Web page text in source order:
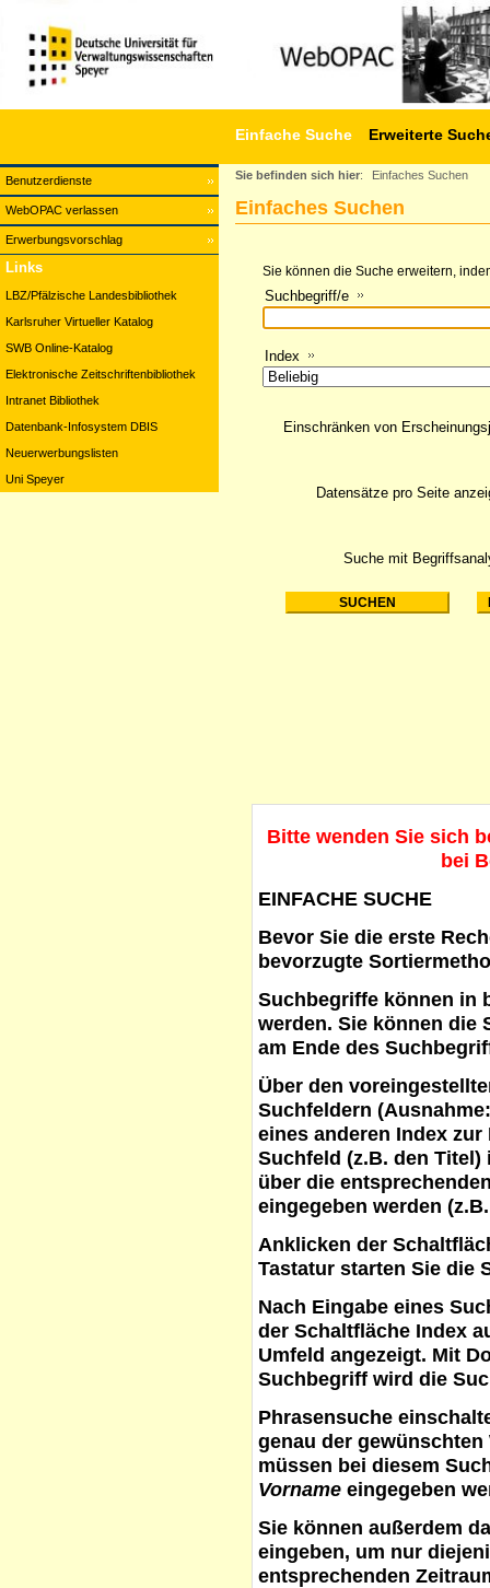
Benutzerdienste
WebOPAC verlassen
Erwerbungsvorschlag
Einfache Suche Erweiterte
Links
LBZ/Pfälzische Landesbibliothek
Karlsruher Virtueller Katalog
SWB Online-Katalog
Elektronische Zeitschriftenbibliothek
Intranet Bibliothek
Datenbank-Infosystem DBIS
Neuerwerbungslisten
Uni Speyer
Sie befinden sich hier: Einfaches Suchen
Einfaches Suchen
Sie können die Suche erweitern,
Suchbegriff/e
Index
Suche mit
Einschränken von
Datensätze pro Seite
Bitte wenden Sie sich
bei
EINFACHE SUCHE
Bevor Sie die erste
bevorzugte
Suchbegriffe können in
werden. Sie können die
am Ende des
Über den
Suchfeldern
eines anderen Index
Suchfeld (z.B. den
über die
eingegeben werden
Anklicken der
Tastatur starten Sie die
Nach Eingabe eines
der Schaltfläche Index
Umfeld angezeigt. Mit
Suchbegriff wird die
Phrasensuche
genau der
müssen bei diesem
Vorname eingegeben
Sie können außerdem
eingeben, um nur
entsprechenden